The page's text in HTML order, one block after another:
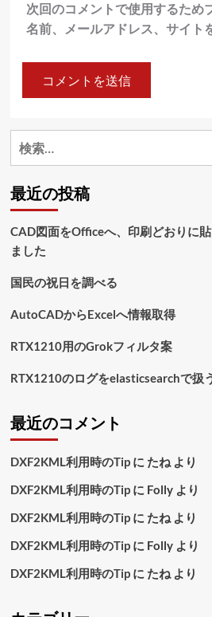
次回のコメントで使用するため
名前、メールアドレス、サイト
検
索:
最近の投稿
CAD図面をOfficeへ、印刷どおりに
ました
国民の祝日を調べる
AutoCADからExcelへ情報取得
RTX1210用のGrokフィルタ案
RTX1210のログをelasticsearchで扱
最近のコメント
DXF2KML利用時のTipに たねより
DXF2KML利用時のTipに Follyより
DXF2KML利用時のTipに たねより
DXF2KML利用時のTipに Follyより
DXF2KML利用時のTipに たねより